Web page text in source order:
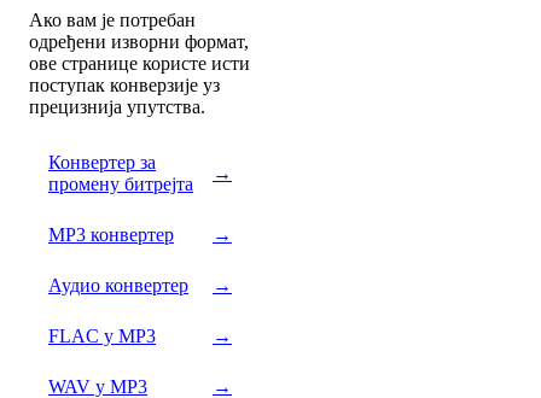
Ако вам је потребан
одређени изворни формат,
ове странице користе исти
поступак конверзије уз
прецизнија упутства.
Конвертер за
промену битрејта
→
MP3 конвертер →
Аудио конвертер →
FLAC у MP3 →
WAV у MP3 →